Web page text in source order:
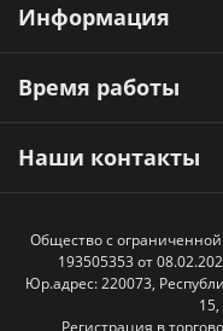
Информация
Время работы
Наши контакты
Общество с
193505353 от
Юр.адрес: 220073,
Регистрация в